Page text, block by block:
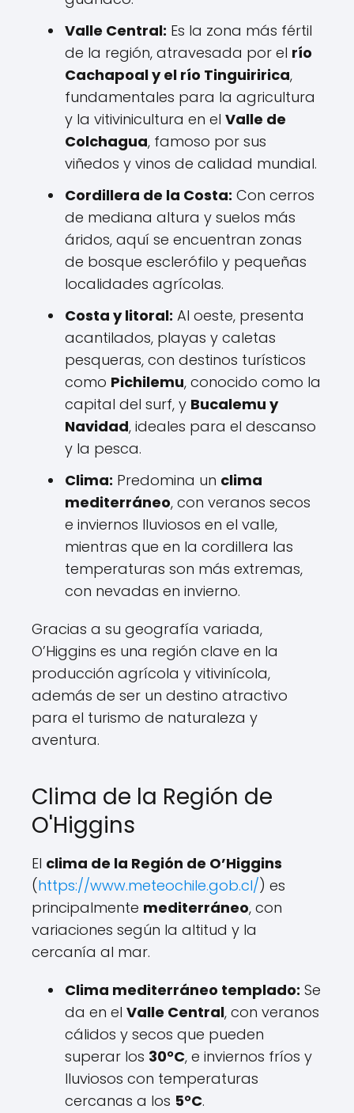
Valle Central: Es la zona más fértil
de la región, atravesada por el río
Cachapoal y el río Tinguiririca,
fundamentales para la agricultura
y la vitivinicultura en el Valle de
Colchagua, famoso por sus
viñedos y vinos de calidad mundial.
Cordillera de la Costa: Con cerros
de mediana altura y suelos más
áridos, aquí se encuentran zonas
de bosque esclerófilo y pequeñas
localidades agrícolas.
Costa y litoral: Al oeste, presenta
acantilados, playas y caletas
pesqueras, con destinos turísticos
como Pichilemu, conocido como la
capital del surf, y Bucalemu y
Navidad, ideales para el descanso
y la pesca.
Clima: Predomina un clima
mediterráneo, con veranos secos
e inviernos lluviosos en el valle,
mientras que en la cordillera las
temperaturas son más extremas,
con nevadas en invierno.
Gracias a su geografía variada,
O’Higgins es una región clave en la
producción agrícola y vitivinícola,
además de ser un destino atractivo
para el turismo de naturaleza y
aventura.
Clima de la Región de
O'Higgins
El clima de la Región de O’Higgins
(https://www.meteochile.gob.cl/) es
principalmente mediterráneo, con
variaciones según la altitud y la
cercanía al mar.
Clima mediterráneo templado: Se
da en el Valle Central, con veranos
cálidos y secos que pueden
superar los 30°C, e inviernos fríos y
lluviosos con temperaturas
cercanas a los 5°C.